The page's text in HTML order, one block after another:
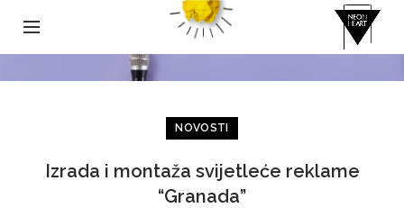
NOVOSTI
Izrada i montaža svijetleće reklame
“Granada”